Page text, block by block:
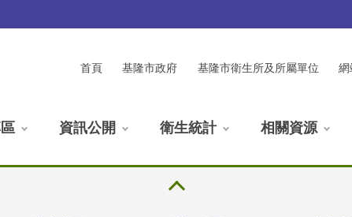
首頁 基隆市政府 基隆市衛生所及所屬單位 網
資訊公開 衛生統計 相關資源